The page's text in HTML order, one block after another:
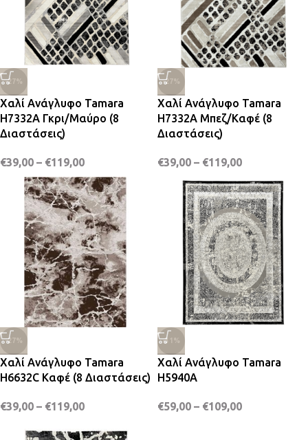
-27%
Χαλί Ανάγλυφο Tamara
H7332A Γκρι/Μαύρο (8
Διαστάσεις)
€39,00 – €119,00
-27%
Χαλί Ανάγλυφο Tamara
H7332A Μπεζ/Καφέ (8
Διαστάσεις)
€39,00 – €119,00
-27%
Χαλί Ανάγλυφο Tamara
H6632C Καφέ (8 Διαστάσεις)
€39,00 – €119,00
-31%
Χαλί Ανάγλυφο Tamara
H5940A
€59,00 – €109,00